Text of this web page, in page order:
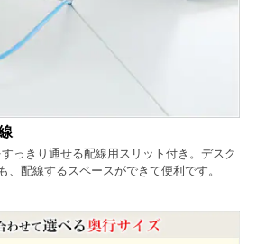
っきり通せる配線用スリット付き。デスク
、配線するスペースができて便利です。